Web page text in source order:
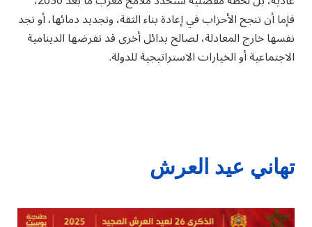
فإما أن تنجح الأحزاب في إعادة بناء الثقة، وتجديد دمائها، أو تجد
نفسها خارج المعادلة، لصالح بدائل أخرى قد تفرضها الدينامية
الاجتماعية أو الخيارات الاستراتيجية للدولة.
تهاني عيد العرش